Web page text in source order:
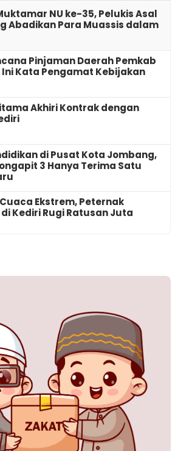
NU ke-35, Pelukis Asal
Abadikan Para Muassis dalam
Pinjaman Daerah Pemkab
Kata Pengamat Kebijakan
Akhiri Kontrak dengan
di Pusat Kota Jombang,
3 Hanya Terima Satu
Ekstrem, Peternak
Kediri Rugi Ratusan Juta